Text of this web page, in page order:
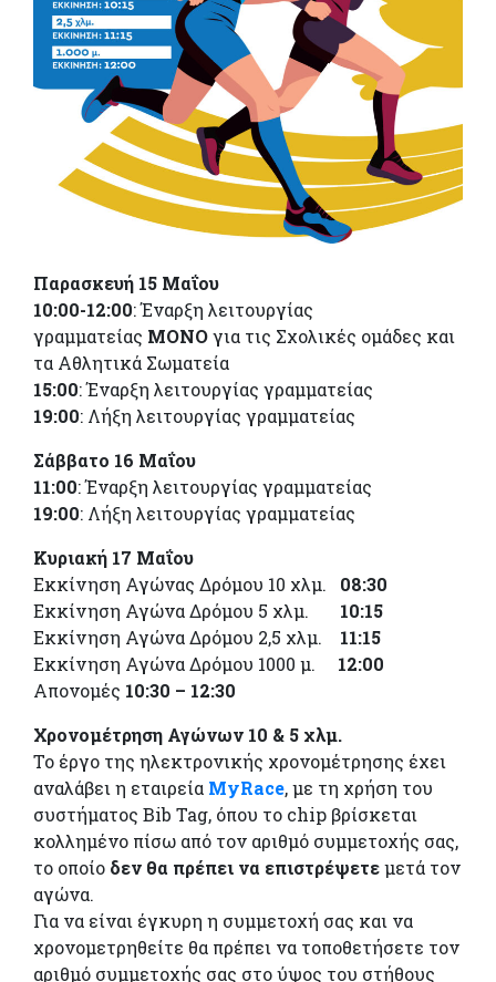
Παρασκευή 15 Μαΐου
10:00-12:00: Έναρξη λειτουργίας
γραμματείας ΜΟΝΟγια τις Σχολικές ομάδες και
τα Αθλητικά Σωματεία
15:00: Έναρξη λειτουργίας γραμματείας
19:00: Λήξη λειτουργίας γραμματείας
Σάββατο 16 Μαΐου
11:00: Έναρξη λειτουργίας γραμματείας
19:00: Λήξη λειτουργίας γραμματείας
Κυριακή 17 Μαΐου
Εκκίνηση Αγώνας Δρόμου 10 χλμ.
08:30
Εκκίνηση Αγώνα Δρόμου 5 χλμ.
10:15
Εκκίνηση Αγώνα Δρόμου 2,5 χλμ. 11:15
Εκκίνηση Αγώνα Δρόμου 1000 μ.
12:00
Απονομές 10:30 – 12:30
Χρονομέτρηση Αγώνων 10 & 5 χλμ.
Το έργο της ηλεκτρονικής χρονομέτρησης έχει
αναλάβει η εταιρεία MyRace, με τη χρήση του
συστήματος Bib Tag, όπου το chip βρίσκεται
κολλημένο πίσω από τον αριθμό συμμετοχής σας,
το οποίο δεν θα πρέπει να επιστρέψετεμετά τον
αγώνα.
Για να είναι έγκυρη η συμμετοχή σας και να
χρονομετρηθείτε θα πρέπει να τοποθετήσετε τον
αριθμό συμμετοχής σας στο ύψος του στήθους